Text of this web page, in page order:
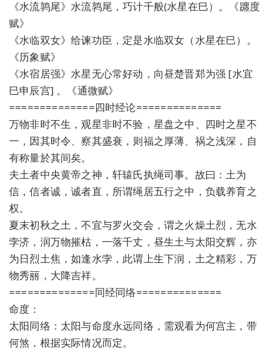
《水流鹑尾》水流鹑尾，巧计千般(水星在巳）。《躔度
赋》
《水临双女》给谏功臣，定是水临双女（水星在巳）。
《历象赋》
《水宿居强》水星无心常好动，向昼楚晋郑为强 [水宜
巳申辰宫] 。《通微赋》
==============四时经论==============
万物非时不生，观星非时不验，星盘之中、四时之星不
一，因其时令、察其盛衰，则福之厚薄、祸之浅深，自
有称量於其间矣。
夫土者中央黄帝之神，轩辕氏执绳司事。故曰：土为
信，信者诚，诚者直，所谓绳居五行之中，负载养育之
权。
夏末初秋之土，不宜与罗火交会，谓之火燥土烈，无水
孛济，润万物摧枯，一落千丈，昼生土与太阳交辉，亦
为日烈土焦，如逢水孛，此谓上生下润，土之精彩，万
物秀丽，大降吉祥。
==============同经同络==============
命度：
太阳同络：太阳与命度永远同络，需观看为何宫主，带
何煞，根据实际情况而定。